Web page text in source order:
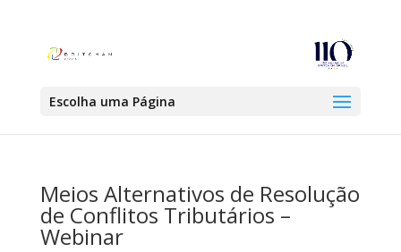
Escolha uma Página
Meios Alternativos de Resolução
de Conflitos Tributários –
Webinar